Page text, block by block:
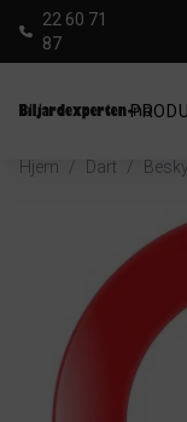
22 60 71
87
Hjem / Dart /